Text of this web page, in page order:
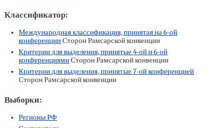
Классификатор:
Международная классификация, принятая на6-ой
конференцииСторон Рамсарской конвенции
Критерии для выделения, принятые4-ойи6-ой
конференциямиСторон Рамсарской конвенции
Критерии для выделения, принятые7-ойконференцией
Сторон Рамсарской конвенции
Выборки:
Регионы РФ